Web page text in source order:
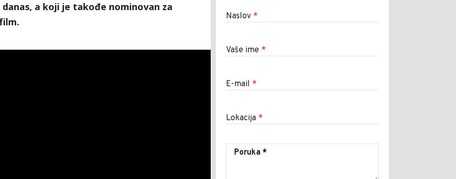
a koji je takođe nominovan za
Naslov *
Vaše ime *
E-mail *
Lokacija *